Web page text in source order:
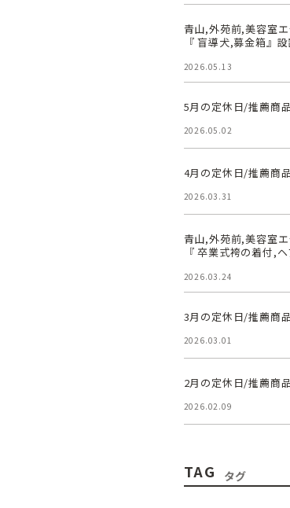
青山,外苑前,美容室
『 盲導犬,募金箱』設
2026.05.13
5月の定休日/推薦商
2026.05.02
4月の定休日/推薦商
2026.03.31
青山,外苑前,美容室
『 卒業式袴の着付,ヘ
2026.03.24
3月の定休日/推薦商
2026.03.01
2月の定休日/推薦商
2026.02.09
TAG タグ